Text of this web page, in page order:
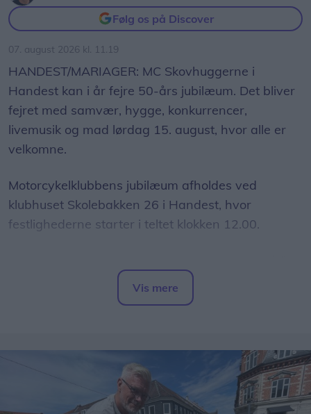
Følg os på Discover
07. august 2026 kl. 11.19
HANDEST/MARIAGER: MC Skovhuggerne i
Handest kan i år fejre 50-års jubilæum. Det bliver
fejret med samvær, hygge, konkurrencer,
livemusik og mad lørdag 15. august, hvor alle er
velkomne.
Motorcykelklubbens jubilæum afholdes ved
klubhuset Skolebakken 26 i Handest, hvor
festlighederne starter i teltet klokken 12.00.
og fra klokken 20.00 er der livemusik med bandet
konkurrencer, og drikkevarerne bliver solgt til
ganske gode bikerpriser. Skovhuggergryden
koster en rund 50’er.
Vis mere